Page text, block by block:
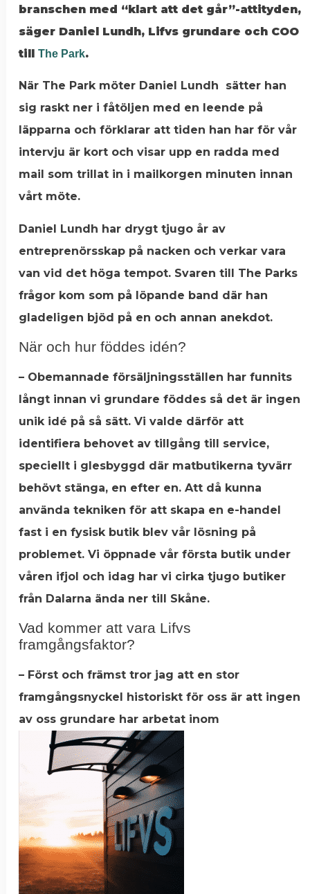
branschen med “klart att det går”-attityden,
säger Daniel Lundh, Lifvs grundare och COO
tillThe Park.
När The Park möter Daniel Lundh sätter han
sig raskt ner i fåtöljen med en leende på
läpparna och förklarar att tiden han har för vår
intervju är kort och visar upp en radda med
mail som trillat in i mailkorgen minuten innan
vårt möte.
Daniel Lundh har drygt tjugo år av
entreprenörsskap på nacken och verkar vara
van vid det höga tempot. Svaren till The Parks
frågor kom som på löpande band där han
gladeligen bjöd på en och annan anekdot.
När och hur föddes idén?
– Obemannade försäljningsställen har funnits
långt innan vi grundare föddes så det är ingen
unik idé på så sätt. Vi valde därför att
identifiera behovet av tillgång till service,
speciellt i glesbyggd där matbutikerna tyvärr
behövt stänga, en efter en. Att då kunna
använda tekniken för att skapa en e-handel
fast i en fysisk butik blev vår lösning på
problemet. Vi öppnade vår första butik under
våren ifjol och idag har vi cirka tjugo butiker
från Dalarna ända ner till Skåne.
Vad kommer att vara Lifvs
framgångsfaktor?
– Först och främst tror jag att en stor
framgångsnyckel historiskt för oss är att ingen
av oss grundare har arbetat inom